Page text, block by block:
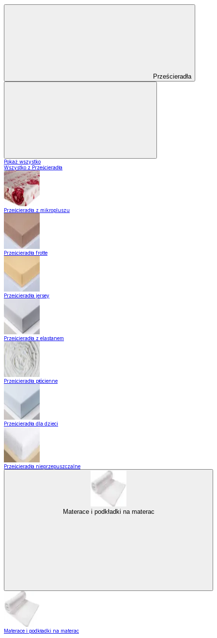
Prześcieradła
Pokaż wszystko
Wszystko z Prześcieradła
Prześcieradła z mikropluszu
Prześcieradła frotte
Prześcieradła jersey
Prześcieradła z elastanem
Prześcieradła płócienne
Prześcieradła dla dzieci
Prześcieradła nieprzepuszczalne
Materace i podkładki na materac
Materace i podkładki na materac